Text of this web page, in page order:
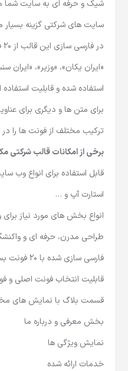
شیک و حرفه ای به سایت شما
سایت های شرکتی گزینه بسیار
«ایران یکان»، «وزیر»، «ایران
استفاده شده و قابلیت
ترکیب مختلف از فونت ها را در
برخی از امکانات قالب شرکتی
قابل استفاده برای انواع وب
استارت آپ و …
انواع بخش های مورد نیاز
طراحی مدرن، حرفه ای و
فارسی سازی شده با 20 فونت بسیار زیبای فارسی
قابلیت انتخاب فونت اصلی و
قسمت بلاگ با نمایش های
بخش معرفی و درباره ما
نمایش ویژگی ها
خدمات ارائه شده